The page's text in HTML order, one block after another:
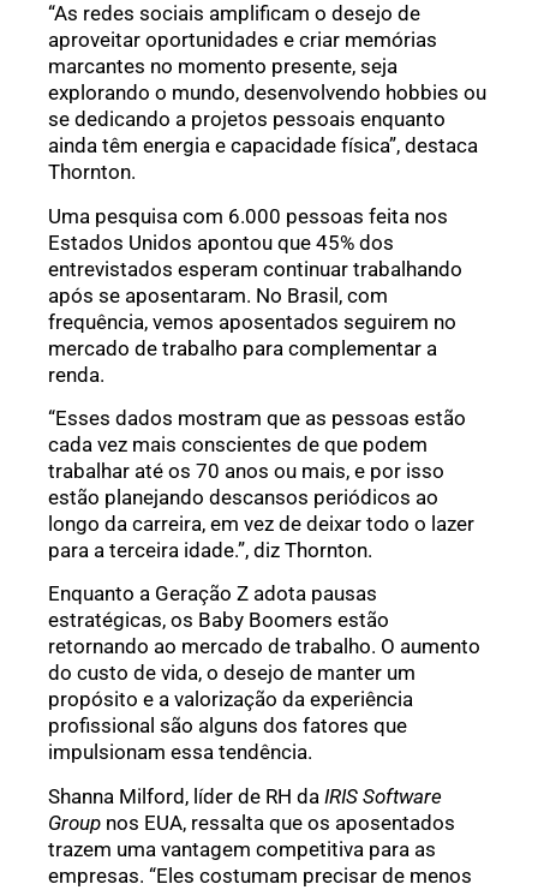
“As redes sociais amplificam o desejo de
aproveitar oportunidades e criar memórias
marcantes no momento presente, seja
explorando o mundo, desenvolvendo hobbies ou
se dedicando a projetos pessoais enquanto
ainda têm energia e capacidade física”, destaca
Thornton.
Uma pesquisa com 6.000 pessoas feita nos
Estados Unidos apontou que 45% dos
entrevistados esperam continuar trabalhando
após se aposentaram. No Brasil, com
frequência, vemos aposentados seguirem no
mercado de trabalho para complementar a
renda.
“Esses dados mostram que as pessoas estão
cada vez mais conscientes de que podem
trabalhar até os 70 anos ou mais, e por isso
estão planejando descansos periódicos ao
longo da carreira, em vez de deixar todo o lazer
para a terceira idade.”, diz Thornton.
Enquanto a Geração Z adota pausas
estratégicas, os Baby Boomers estão
retornando ao mercado de trabalho. O aumento
do custo de vida, o desejo de manter um
propósito e a valorização da experiência
profissional são alguns dos fatores que
impulsionam essa tendência.
Shanna Milford, líder de RH da IRIS Software
Group nos EUA, ressalta que os aposentados
trazem uma vantagem competitiva para as
empresas. “Eles costumam precisar de menos